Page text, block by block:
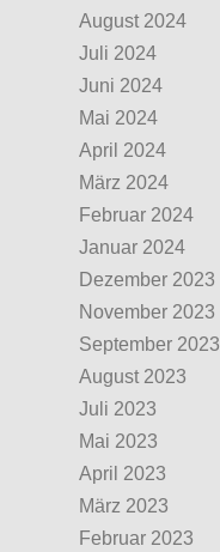
August 2024
Juli 2024
Juni 2024
Mai 2024
April 2024
März 2024
Februar 2024
Januar 2024
Dezember 2023
November 2023
September 2023
August 2023
Juli 2023
Mai 2023
April 2023
März 2023
Februar 2023